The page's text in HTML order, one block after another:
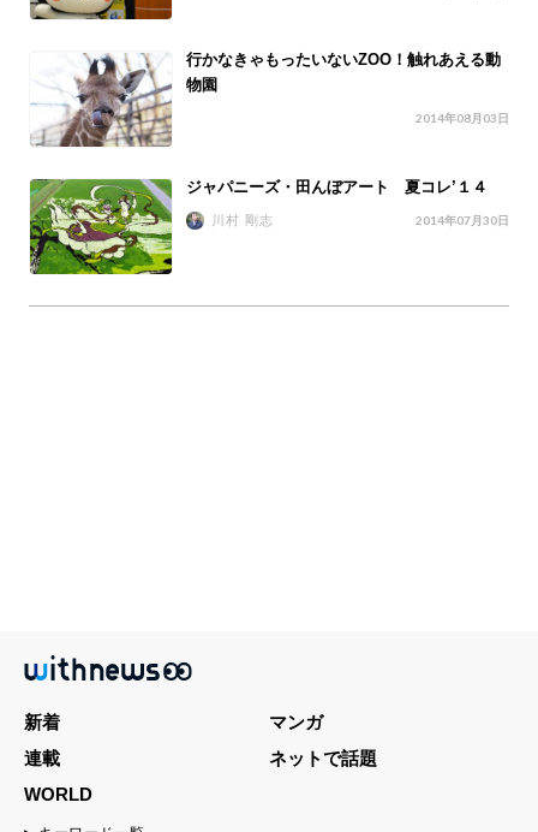
行かなきゃもったいないZOO！触れあえる動
物園
2014年08月03日
ジャパニーズ・田んぼアート 夏コレ’１４
川村 剛志 2014年07月30日
新着
マンガ
連載
ネットで話題
WORLD